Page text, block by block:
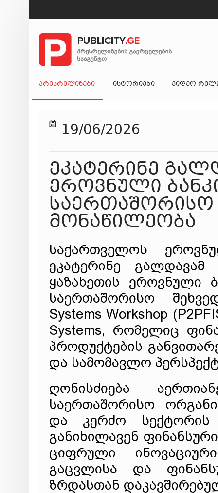
ᲞᲠᲔᲡᲠᲔᲚᲘᲖᲔᲑᲘ ᲘᲡᲢᲝᲠᲘᲔᲑᲘ ᲕᲘᲓᲔᲝ
19/06/2026
ეკატერინე
ეროვნული
საერთაშორისო
მონაწილეობა
საქართველოს
ეკატერინე გალდავამ
ყაზახეთის ეროვნული
საერთაშორისო
Systems Workshop
Systems, რომელიც
პროდუქტების
და სამომავლო
ღონისძიება
საერთაშორისო
და კერძო სექტორის
განიხილავენ
ციფრული
გაცვლისა და
ზრდასთან